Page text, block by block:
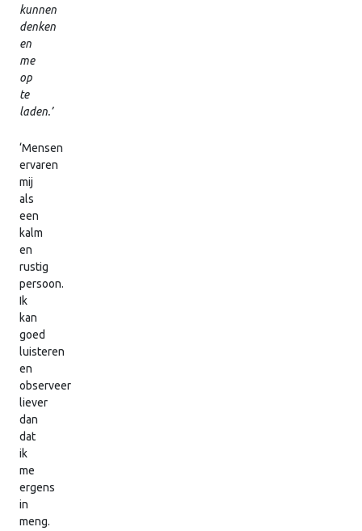
kunnen
denken
en
me
op
te
laden.’
‘Mensen
ervaren
mij
als
een
kalm
en
rustig
persoon.
Ik
kan
goed
luisteren
en
observeer
liever
dan
dat
ik
me
ergens
in
meng.